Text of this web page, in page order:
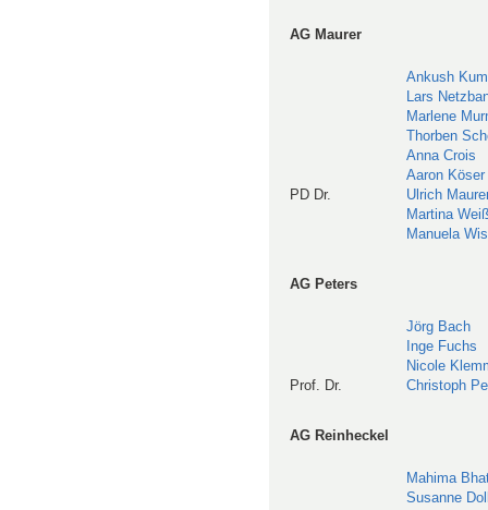
AG Maurer
Ankush
Lars
Marlene
Thorben
Anna Crois
Aaron Köser
PD Dr.
Ulrich
Martina
Manuela
AG Peters
Jörg Bach
Inge Fuchs
Nicole
Prof. Dr.
Christoph
AG Reinheckel
Mahima
Susanne